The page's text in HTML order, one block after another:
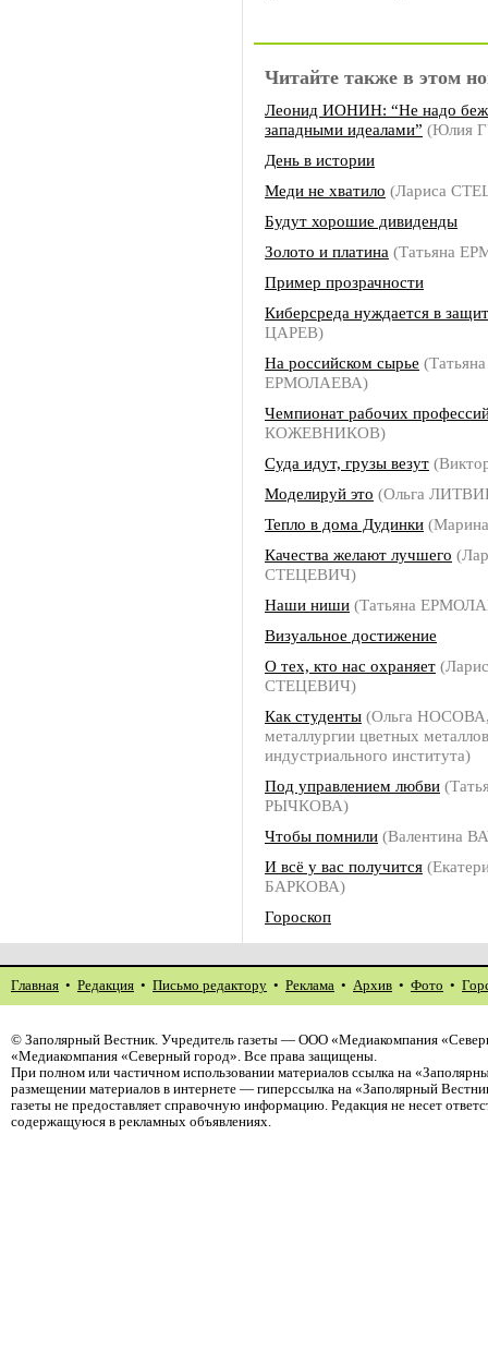
Читайте также в этом
Леонид ИОНИН: “Не надо
западными идеалами” (Юлия
День в истории
Меди не хватило (Лариса
Будут хорошие дивиденды
Золото и платина (Татьяна
Пример прозрачности
Киберсреда нуждается в
ЦАРЕВ)
На российском сырье (Татьяна
ЕРМОЛАЕВА)
Чемпионат рабочих
КОЖЕВНИКОВ)
Суда идут, грузы везут
Моделируй это (Ольга
Тепло в дома Дудинки
Качества желают лучшего
СТЕЦЕВИЧ)
Наши ниши (Татьяна
Визуальное достижение
О тех, кто нас охраняет
СТЕЦЕВИЧ)
Как студенты (Ольга НОСОВА,
металлургии цветных
индустриального института)
Под управлением любви
РЫЧКОВА)
Чтобы помнили (Валентина
И всё у вас получится
БАРКОВА)
Гороскоп
Главная • Редакция • Письмо редактору • Реклама • Архив • Фото •
© Заполярный Вестник. Учредитель газеты — ООО «Медиакомпания
«Медиакомпания «Северный город». Все права защищены.
При полном или частичном использовании материалов ссылка на
размещении материалов в интернете — гиперссылка на «Заполярный
газеты не предоставляет справочную информацию. Редакция не несет
содержащуюся в рекламных объявлениях.